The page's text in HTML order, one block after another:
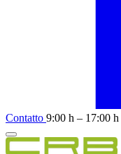
Contatto 9:00 h – 17:00 h